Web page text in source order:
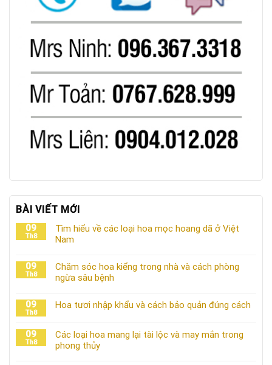
BÀI VIẾT MỚI
09
Th8
Tìm hiểu về các loại hoa mọc hoang dã ở Việt
Nam
09
Th8
Chăm sóc hoa kiểng trong nhà và cách phòng
ngừa sâu bệnh
09
Th8
Hoa tươi nhập khẩu và cách bảo quản đúng cách
09
Th8
Các loại hoa mang lại tài lộc và may mắn trong
phong thủy